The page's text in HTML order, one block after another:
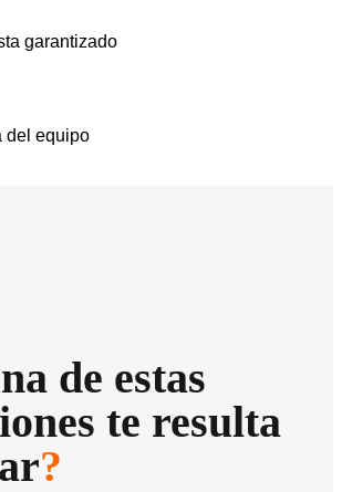
garantizado
del equipo
de estas
te resulta
?